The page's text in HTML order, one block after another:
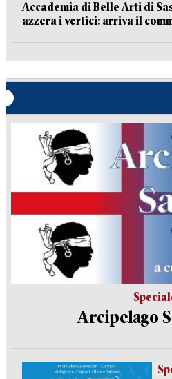
Accademia di Belle Arti di
azzera i vertici: arriva il
Arcipelago